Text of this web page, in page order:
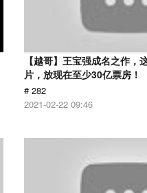
【越哥】王宝强成名之作，
片，放现在至少30亿票房！
# 282
2021-02-22 09:46